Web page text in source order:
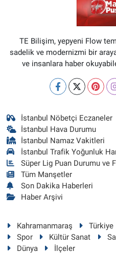
TE Bilişim, yepyeni Flow
sadelik ve modernizmi bir
ve insanlara haber
İstanbul Nöbetçi Eczaneler
İstanbul Hava Durumu
İstanbul Namaz Vakitleri
İstanbul Trafik Yoğunluk
Süper Lig Puan Durumu ve
Tüm Manşetler
Son Dakika Haberleri
Haber Arşivi
Kahramanmaraş Türkiye
Spor
Kültür Sanat
Dünya
İlçeler